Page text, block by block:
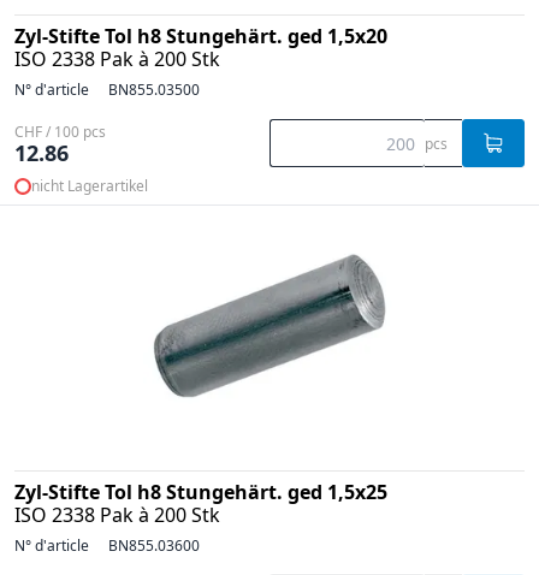
Zyl-Stifte Tol h8 Stungehärt. ged 1,5x20
ISO 2338 Pak à 200 Stk
N° d'article BN855.03500
CHF / 100 pcs
12.86 pcs
nicht Lagerartikel
Zyl-Stifte Tol h8 Stungehärt. ged 1,5x25
ISO 2338 Pak à 200 Stk
N° d'article BN855.03600